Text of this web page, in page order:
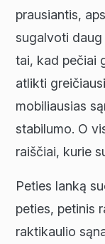
prausiantis,
sugalvoti daug
tai, kad pečiai
atlikti
mobiliausias
stabilumo. O
raiščiai, kurie
Peties lanką
peties, petinis
raktikaulio